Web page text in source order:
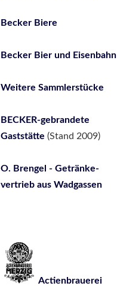
Becker Biere
Becker Bier und Eisenbahn
Weitere Sammlerstücke
BECKER-gebrandete
Gaststätte (Stand 2009)
O. Brengel - Getränke-
vertrieb aus Wadgassen
Actienbrauerei